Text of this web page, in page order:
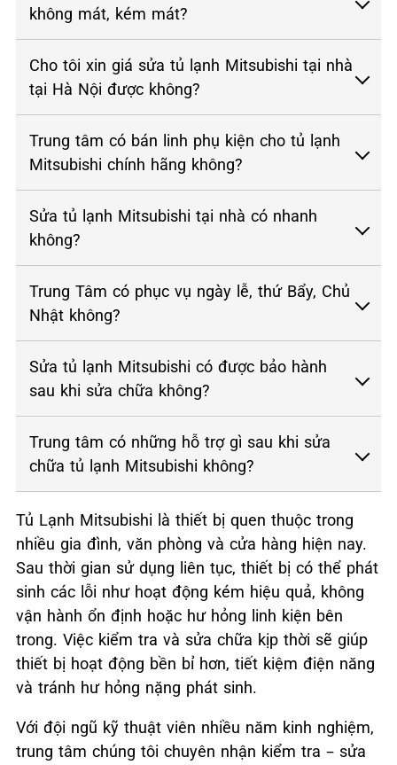
không mát, kém mát?
Cho tôi xin giá sửa tủ lạnh Mitsubishi tại nhà
tại Hà Nội được không?
Trung tâm có bán linh phụ kiện cho tủ lạnh
Mitsubishi chính hãng không?
Sửa tủ lạnh Mitsubishi tại nhà có nhanh
không?
Trung Tâm có phục vụ ngày lễ, thứ Bẩy, Chủ
Nhật không?
Sửa tủ lạnh Mitsubishi có được bảo hành
sau khi sửa chữa không?
Trung tâm có những hỗ trợ gì sau khi sửa
chữa tủ lạnh Mitsubishi không?
Tủ Lạnh Mitsubishi là thiết bị quen thuộc trong
nhiều gia đình, văn phòng và cửa hàng hiện nay.
Sau thời gian sử dụng liên tục, thiết bị có thể phát
sinh các lỗi như hoạt động kém hiệu quả, không
vận hành ổn định hoặc hư hỏng linh kiện bên
trong. Việc kiểm tra và sửa chữa kịp thời sẽ giúp
thiết bị hoạt động bền bỉ hơn, tiết kiệm điện năng
và tránh hư hỏng nặng phát sinh.
Với đội ngũ kỹ thuật viên nhiều năm kinh nghiệm,
trung tâm chúng tôi chuyên nhận kiểm tra – sửa